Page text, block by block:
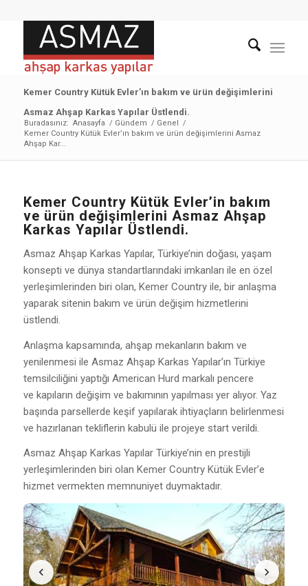
Kemer Country Kütük Evler’ın bakım ve ürün değişimlerini
Asmaz Ahşap Karkas Yapılar Üstlendi.
Buradasınız: Anasayfa / Gündem / Genel /
Kemer Country Kütük Evler’ın bakım ve ürün değişimlerini Asmaz
Ahşap Kar...
Kemer Country Kütük Evler’in bakım
ve ürün değişimlerini Asmaz Ahşap
Karkas Yapılar Üstlendi.
Asmaz Ahşap Karkas Yapılar, Türkiye’nin doğası, yaşam
konsepti ve dünya standartlarındaki imkanları ile en özel
yerleşimlerinden biri olan, Kemer Country ile, bir anlaşma
yaparak sitenin bakım ve ürün değişim hizmetlerini
üstlendi.
Anlaşma kapsamında, ahşap mekanların bakım ve
yenilenmesi ile Asmaz Ahşap Karkas Yapılar’ın Türkiye
temsilciliğini yaptığı American Hurd markalı pencere
ve kapıların değişim ve bakımının yapılması yer alıyor. Yaz
başında parsellerde keşif yapılarak ihtiyaçların belirlenmesi
ve hazırlanan tekliflerin kabulü ile projeye start verildi.
Asmaz Ahşap Karkas Yapılar Türkiye’nin en prestijli
yerleşimlerinden biri olan Kemer Country Kütük Evler’e
hizmet vermekten memnuniyet duymaktadır.